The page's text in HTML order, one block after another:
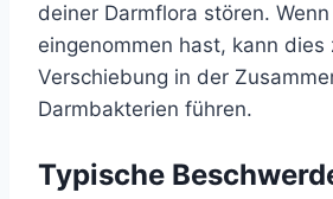
deiner Darmflora stören.
eingenommen hast, kann dies
Verschiebung in der
Darmbakterien führen.
Typische